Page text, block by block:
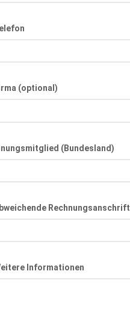
(optional)
(Bundesland)
Rechnungsanschrift
Informationen